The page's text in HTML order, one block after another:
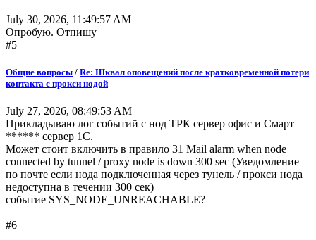
July 30, 2026, 11:49:57 AM
Опробую. Отпишу
#5
Общие вопросы / Re: Шквал оповещений после кратковременной потери
контакта с прокси нодой
July 27, 2026, 08:49:53 AM
Прикладываю лог событий с нод ТРК сервер офис и Смарт
****** сервер 1С.
Может стоит включить в правило 31 Mail alarm when node
connected by tunnel / proxy node is down 300 sec (Уведомление
по почте если нода подключенная через тунель / прокси нода
недоступна в течении 300 сек)
событие SYS_NODE_UNREACHABLE?
#6